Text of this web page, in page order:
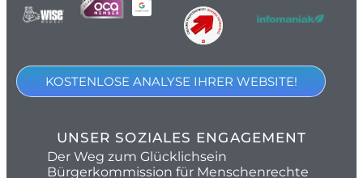
KOSTENLOSE ANALYSE IHRER WEBSITE!
UNSER SOZIALES ENGAGEMENT
Der Weg zum Glücklichsein
Bürgerkommission für Menschenrechte